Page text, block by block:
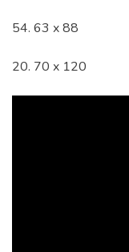
54. 63 x 88
20. 70 x 120